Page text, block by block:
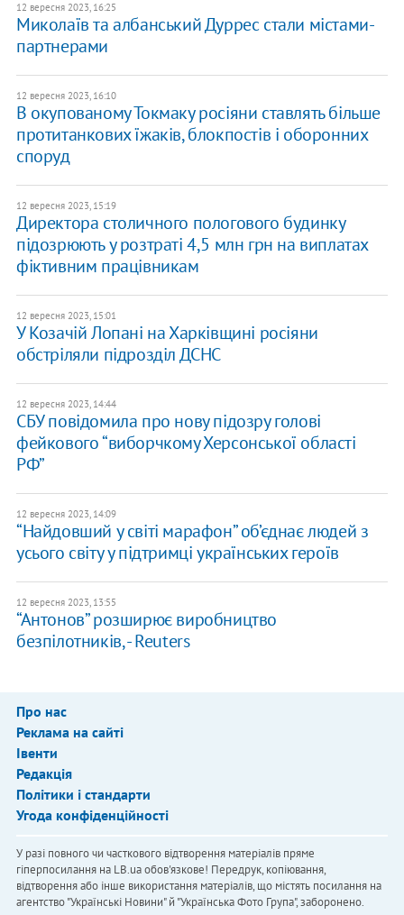
12 вересня 2023, 16:25
Миколаїв та албанський Дуррес стали містами-
партнерами
12 вересня 2023, 16:10
​В окупованому Токмаку росіяни ставлять більше
протитанкових їжаків, блокпостів і оборонних
споруд
12 вересня 2023, 15:19
Директора столичного пологового будинку
підозрюють у розтраті 4,5 млн грн на виплатах
фіктивним працівникам
12 вересня 2023, 15:01
У Козачій Лопані на Харківщині росіяни
обстріляли підрозділ ДСНС
12 вересня 2023, 14:44
СБУ повідомила про нову підозру голові
фейкового “виборчкому Херсонської області
РФ”
12 вересня 2023, 14:09
​“Найдовший у світі марафон” об’єднає людей з
усього світу у підтримці українських героїв
12 вересня 2023, 13:55
“Антонов” розширює виробництво
безпілотників, - Reuters
Про нас
Реклама на сайті
Івенти
Редакція
Політики і стандарти
Угода конфіденційності
У разі повного чи часткового відтворення матеріалів пряме
гіперпосилання на LB.ua обов'язкове! Передрук, копіювання,
відтворення або інше використання матеріалів, що містять посилання на
агентство "Українськi Новини" й "Українська Фото Група", заборонено.